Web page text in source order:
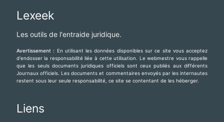
Lexeek
Les outils de l'entraide juridique.
Avertissement : En utilisant les données disponibles sur ce site vous acceptez
d'endosser la responsabilité liée à cette utilisation. Le webmestre vous rappelle
que les seuls documents juridiques officiels sont ceux publiés aux différents
Journaux officiels. Les documents et commentaires envoyés par les internautes
restent sous leur seule responsabilité, ce site se contentant de les héberger.
Liens